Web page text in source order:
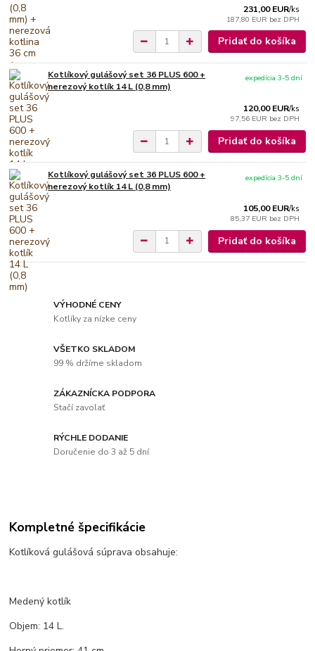
231,00 EUR/ks
187,80 EUR bez DPH
Pridať do košíka
Kotlíkový gulášový set 36 PLUS 600 +
nerezový kotlík 14 L (0,8 mm)
120,00 EUR/ks
97,56 EUR bez DPH
expedícia 3-5 dní
Pridať do košíka
Kotlíkový gulášový set 36 PLUS 600 +
nerezový kotlík 14 L (0,8 mm)
105,00 EUR/ks
85,37 EUR bez DPH
expedícia 3-5 dní
Pridať do košíka
VÝHODNÉ CENY
Kotlíky za nízke ceny
VŠETKO SKLADOM
99 % držíme skladom
ZÁKAZNÍCKA PODPORA
Stačí zavolať
RÝCHLE DODANIE
Doručenie do 3 až 5 dní
Kompletné špecifikácie
Kotlíková gulášová súprava obsahuje:
Medený kotlík
Objem: 14 L.